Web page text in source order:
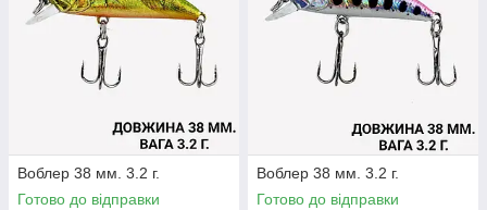
Воблер 38 мм. 3.2 г.
Готово до відправки
Воблер 38 мм. 3.2 г.
Готово до відправки